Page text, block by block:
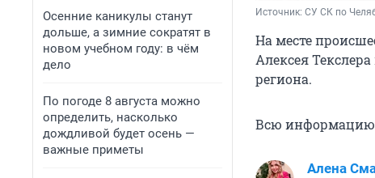
Осенние каникулы станут
дольше, а зимние сократят в
новом учебном году: в чём
дело
По погоде 8 августа можно
определить, насколько
дождливой будет осень —
важные приметы
Источник: СУ СК по
На месте
Алексея
региона.
Всю информацию
Алена